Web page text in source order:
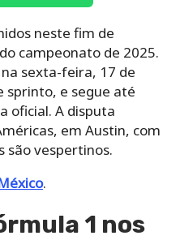
neste fim de
campeonato de 2025.
sexta-feira, 17 de
sprinto, e segue até
oficial. A disputa
em Austin, com
são vespertinos.
.
1 nos